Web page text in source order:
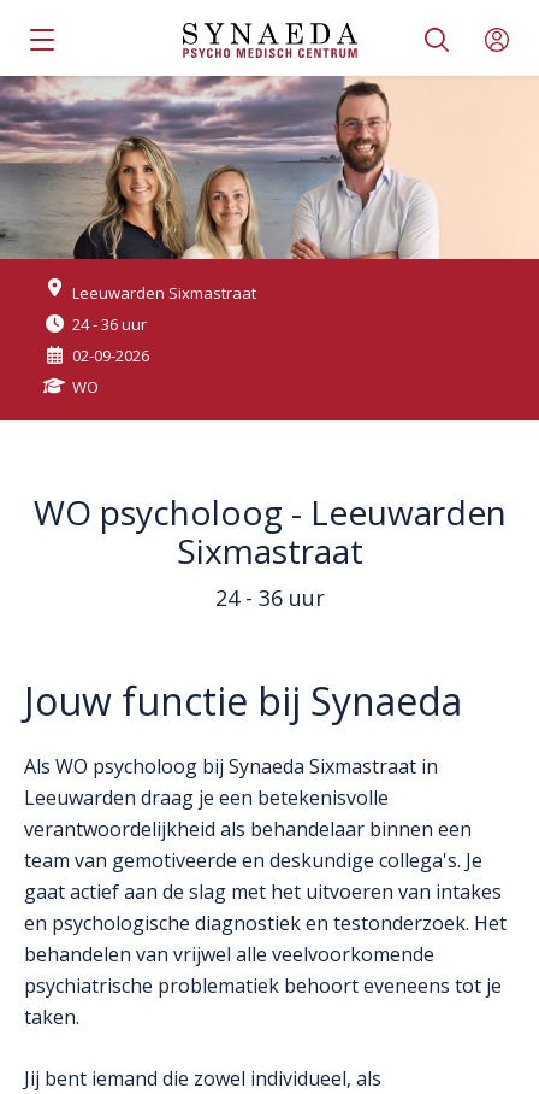
Leeuwarden Sixmastraat
24 - 36 uur
02-09-2026
WO
WO psycholoog - Leeuwarden
Sixmastraat
24 - 36 uur
Jouw functie bij Synaeda
Als WO psycholoog bij Synaeda Sixmastraat in
Leeuwarden draag je een betekenisvolle
verantwoordelijkheid als behandelaar binnen een
team van gemotiveerde en deskundige collega's. Je
gaat actief aan de slag met het uitvoeren van intakes
en psychologische diagnostiek en testonderzoek. Het
behandelen van vrijwel alle veelvoorkomende
psychiatrische problematiek behoort eveneens tot je
taken.
Jij bent iemand die zowel individueel, als